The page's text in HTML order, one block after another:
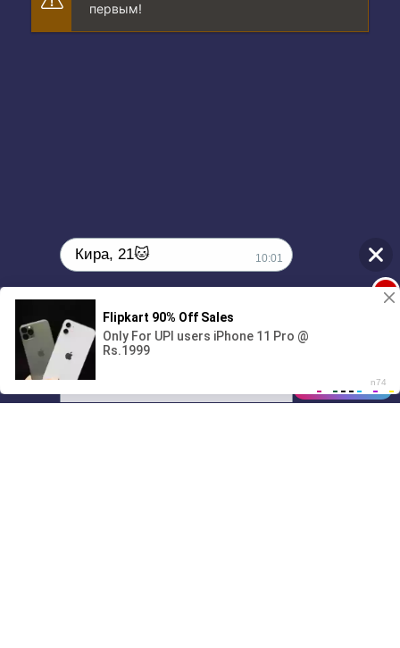
первым!
01/07
00:00
Кира, 21🐱 10:01
Поиграешь со мной? 💖🐾
10:01
1